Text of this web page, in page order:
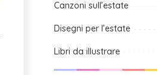
Canzoni sull’estate
Disegni per l’estate
Libri da illustrare